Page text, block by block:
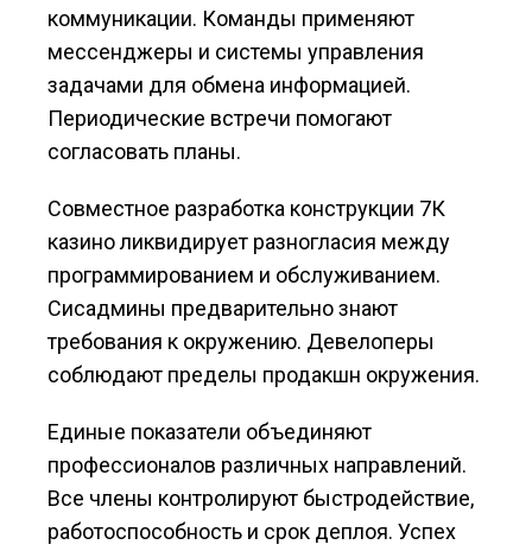
коммуникации. Команды применяют
мессенджеры и системы управления
задачами для обмена информацией.
Периодические встречи помогают
согласовать планы.
Совместное разработка конструкции 7К
казино ликвидирует разногласия между
программированием и обслуживанием.
Сисадмины предварительно знают
требования к окружению. Девелоперы
соблюдают пределы продакшн окружения.
Единые показатели объединяют
профессионалов различных направлений.
Все члены контролируют быстродействие,
работоспособность и срок деплоя. Успех